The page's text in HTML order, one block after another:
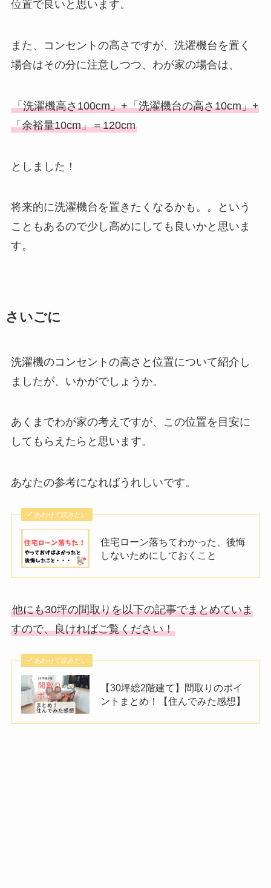
位置で良いと思います。
また、コンセントの高さですが、洗濯機台を置く
場合はその分に注意しつつ、わが家の場合は、
「洗濯機高さ100cm」+「洗濯機台の高さ10cm」+
「余裕量10cm」＝120cm
としました！
将来的に洗濯機台を置きたくなるかも。。という
こともあるので少し高めにしても良いかと思いま
す。
さいごに
洗濯機のコンセントの高さと位置について紹介し
ましたが、いかがでしょうか。
あくまでわが家の考えですが、この位置を目安に
してもらえたらと思います。
あなたの参考になればうれしいです。
あわせて読みたい
住宅ローン落ちてわかった、後悔
しないためにしておくこと
他にも30坪の間取りを以下の記事でまとめていま
すので、良ければご覧ください！
あわせて読みたい
【30坪総2階建て】間取りのポイ
ントまとめ！【住んでみた感想】